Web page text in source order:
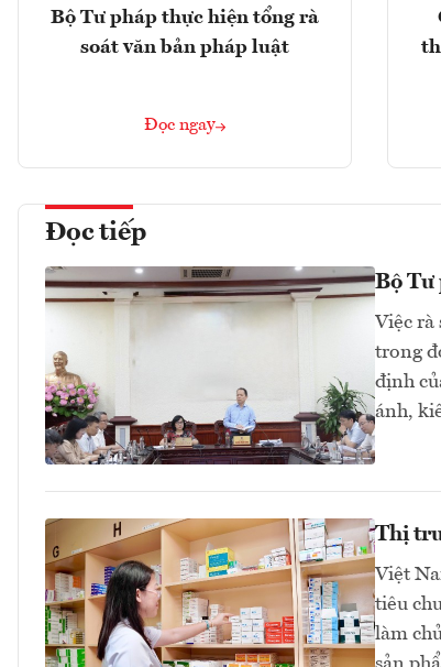
Bộ Tư pháp thực hiện tổng rà
soát văn bản pháp luật
Đọc ngay
Đọc tiếp
Bộ Tư
Việc rà
trong
định
ánh,
Thị
Việt
tiêu
làm